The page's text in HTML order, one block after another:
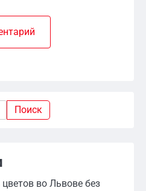
во Львове без